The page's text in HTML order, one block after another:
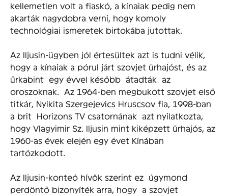
kellemetlen volt a fiaskó, a kínaiak pedig nem
akarták nagydobra verni, hogy komoly
technológiai ismeretek birtokába jutottak.
Az Iljusin-ügyben jól értesültek azt is tudni vélik,
hogy a kínaiak a pórul járt szovjet űrhajóst, és az
űrkabint egy évvel később átadták az
oroszoknak. Az 1964-ben megbukott szovjet első
titkár, Nyikita Szergejevics Hruscsov fia, 1998-ban
a brit Horizons TV csatornának azt nyilatkozta,
hogy Vlagyimir Sz. Iljusin mint kiképzett űrhajós, az
1960-as évek elején egy évet Kínában
tartózkodott.
Az Iljusin-konteó hívők szerint ez úgymond
perdöntő bizonyíték arra, hogy a szovjet